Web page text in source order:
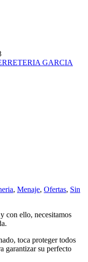
, Menaje, Ofertas, Sin
con ello, necesitamos
toca proteger todos
garantizar su perfecto